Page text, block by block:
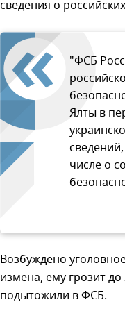
сведения о
"ФСБ
Ялты в
числе о
Возбуждено
измена, ему грозит
подытожили в ФСБ.